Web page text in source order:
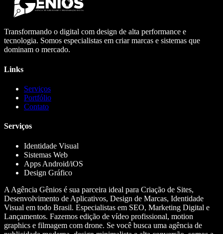
Transformando o digital com design de alta performance e
tecnologia. Somos especialistas em criar marcas e sistemas que
dominam o mercado.
Links
Serviços
Portfólio
Contato
Serviços
Identidade Visual
Sistemas Web
Apps Android/iOS
Design Gráfico
A Agência Gênios é sua parceira ideal para Criação de Sites,
Desenvolvimento de Aplicativos, Design de Marcas, Identidade
Visual em todo Brasil. Especialistas em SEO, Marketing Digital e
Lançamentos. Fazemos edição de vídeo profissional, motion
graphics e filmagem com drone. Se você busca uma agência de